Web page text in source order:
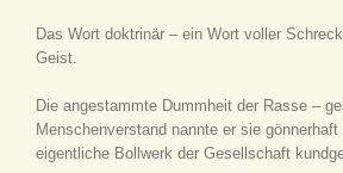
Das Wort doktrinär – ein Wort voller
Geist.
Die angestammte Dummheit der Rasse –
Menschenverstand nannte er sie
eigentliche Bollwerk der Gesellschaft